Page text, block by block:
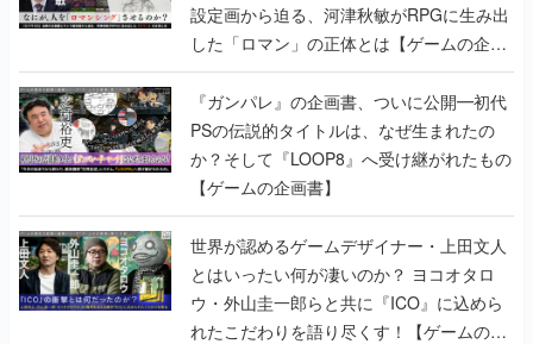
設定画から迫る、河津秋敏がRPGに生み出
した「ロマン」の正体とは【ゲームの企画
書】
『ガンパレ』の企画書、ついに公開━初代
PSの伝説的タイトルは、なぜ生まれたの
か？そして『LOOP8』へ受け継がれたもの
【ゲームの企画書】
世界が認めるゲームデザイナー・上田文人
とはいったい何が凄いのか？ ヨコオタロ
ウ・外山圭一郎らと共に『ICO』に込めら
れたこだわりを語り尽くす！【ゲームの企